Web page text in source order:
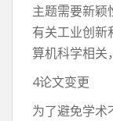
主题需要新颖
有关工业创新
算机科学相关
4论文变更
为了避免学术